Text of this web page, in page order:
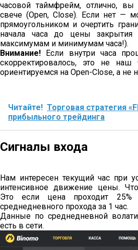
часовой таймфрейм, отлично,
свече (Open, Close). Если нет —
прямоугольником и очертить
начала часа до цены
максимумам и минимумам часа!).
Внимание! Если внутри часа
скорректировалось, это не
ориентируемся на Open-Close, а не
Читайте! Торговая стратегия
прибыльного трейдинга
Сигналы входа
Нам интересен текущий час при
интенсивное движение цены.
Это если цена проходит
среднедневного прохода за 1 час.
Данные по среднедневной
есть в сети.